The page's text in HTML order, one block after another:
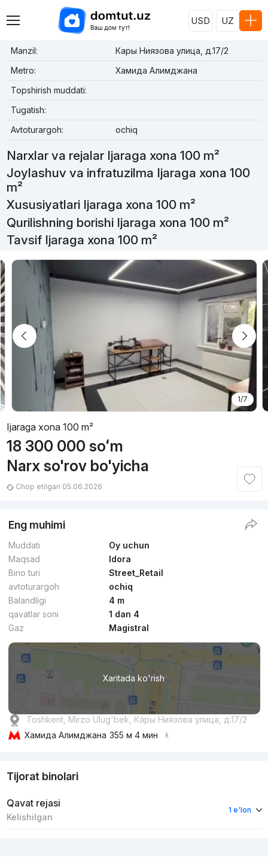
USD UZ
Manzil:
Кары Ниязова улица, д.17/2
Metro:
Хамида Алимджана
Topshirish muddati:
Tugatish:
Avtoturargoh:
ochiq
Narxlar va rejalar Ijaraga xona 100 m²
Joylashuv va infratuzilma Ijaraga xona 100
m²
Xususiyatlari Ijaraga xona 100 m²
Qurilishning borishi Ijaraga xona 100 m²
Tavsif Ijaraga xona 100 m²
1/7
Ijaraga xona 100 m²
18 300 000 soʻm
Narx so'rov bo'yicha
Chop etilgan 05.06.2026
Eng muhimi
Muddati
Oy uchun
Maqsad
Idora
Bino turi
Street_Retail
avtoturargoh
ochiq
Balandligi
4 m
qavatlar soni
1 dan 4
Gaz
Magistral
Xaritada ko'rish
Toshkent, Mirzo Ulug'bek, Кары Ниязова улица, д.17/2
Хамида Алимджана 355 м 4 мин
Tijorat binolari
Qavat rejasi
Kelishilgan
1 e'lon